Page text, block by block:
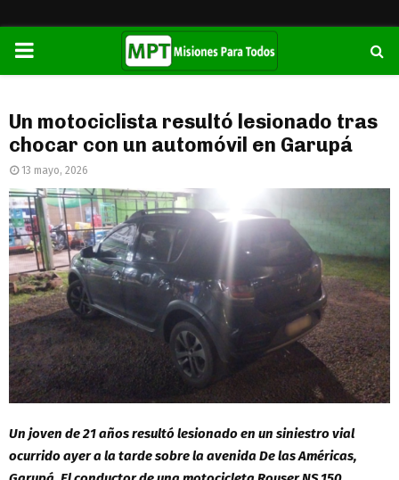
PRIMARY
Un motociclista resultó lesionado tras
chocar con un automóvil en Garupá
13 mayo, 2026
Un joven de 21 años resultó lesionado en un siniestro vial
ocurrido ayer a la tarde sobre la avenida De las Américas,